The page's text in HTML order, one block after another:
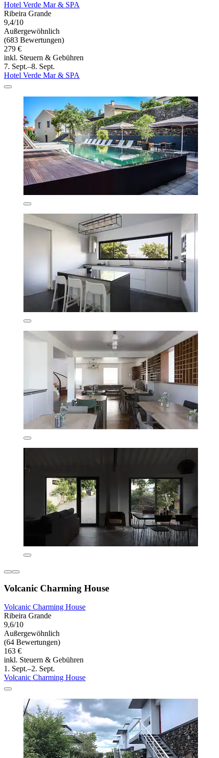
Hotel Verde Mar & SPA
Ribeira Grande
9,4/10
Außergewöhnlich
(683 Bewertungen)
279 €
inkl. Steuern & Gebühren
7. Sept.–8. Sept.
Hotel Verde Mar & SPA
Volcanic Charming House
Volcanic Charming House
Ribeira Grande
9,6/10
Außergewöhnlich
(64 Bewertungen)
163 €
inkl. Steuern & Gebühren
1. Sept.–2. Sept.
Volcanic Charming House